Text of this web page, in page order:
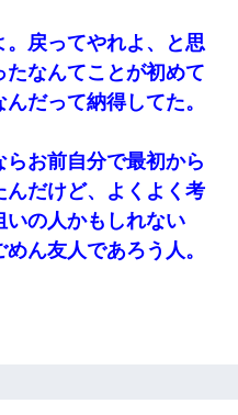
る知的障害のオッサンがい
持って顔を真っ赤にしながら
ツなんかと家族になるのはご
女「なんで言い返してくれ
保存して顔面評価スレで写真
評価の中で二人ほど意外に好
戻ってやれよ、と思
なんてことが初めて
だって納得してた。
お前自分で最初から
だけど、よくよく考
いの人かもしれない
ん友人であろう人。